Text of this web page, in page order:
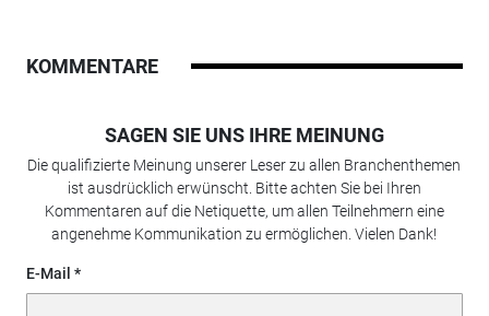
KOMMENTARE
SAGEN SIE UNS IHRE MEINUNG
Die qualifizierte Meinung unserer Leser zu allen Branchenthemen
ist ausdrücklich erwünscht. Bitte achten Sie bei Ihren
Kommentaren auf die Netiquette, um allen Teilnehmern eine
angenehme Kommunikation zu ermöglichen. Vielen Dank!
E-Mail